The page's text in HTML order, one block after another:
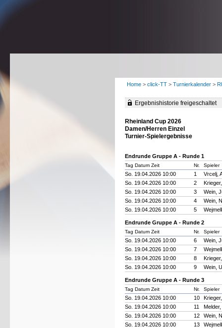
Home > click-TT > Turnierkalender >
Ergebnishistorie freigeschaltet
Rheinland Cup 2026
Damen/Herren Einzel
Turnier-Spielergebnisse
Endrunde Gruppe A - Runde 1
Tag Datum Zeit Nr. Spieler
So. 19.04.2026 10:00 1
Vrcelj,
So. 19.04.2026 10:00
2
So. 19.04.2026 10:00
3
Wein,
So. 19.04.2026 10:00
4
Wein,
So. 19.04.2026 10:00
5
Endrunde Gruppe A - Runde 2
Tag Datum Zeit Nr. Spieler
So. 19.04.2026 10:00 6
Wein,
So. 19.04.2026 10:00
7
So. 19.04.2026 10:00
8
So. 19.04.2026 10:00
9 Wein,
Endrunde Gruppe A - Runde 3
Tag Datum Zeit Nr. Spieler
So. 19.04.2026 10:00 10
So. 19.04.2026 10:00
11
So. 19.04.2026 10:00
12
Wein,
So. 19.04.2026 10:00
13